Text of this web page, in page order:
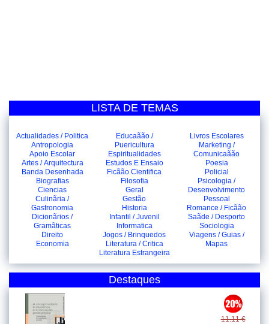
LISTA DE TEMAS
Actualidades / Politica
Antropologia
Apoio Escolar
Artes / Arquitectura
Banda Desenhada
Biografias
Ciencias
Culinãria /
Gastronomia
Dicionãrios /
Gramãticas
Direito
Economia
Educaãão /
Puericultura
Espiritualidades
Estudos E Ensaio
Ficãão Cientifica
Filosofia
Geral
Gestão
Historia
Infantil / Juvenil
Informatica
Jogos / Brinquedos
Literatura / Critica
Literatura Estrangeira
Livros Escolares
Marketing /
Comunicaãão
Poesia
Policial
Psicologia /
Desenvolvimento
Pessoal
Romance / Ficãão
Saãde / Desporto
Sociologia
Viagens / Guias /
Mapas
Destaques
11.11 €